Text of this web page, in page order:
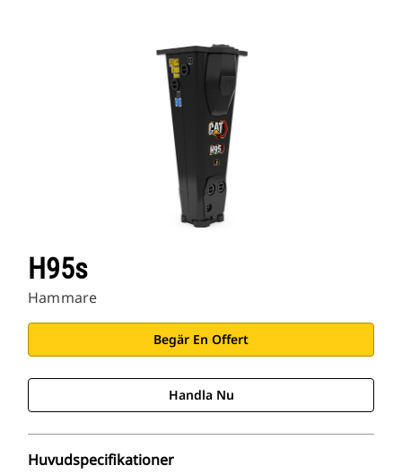
H95s
Hammare
Begär En Offert
Handla Nu
Huvudspecifikationer